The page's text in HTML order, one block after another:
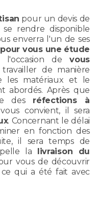
pour un devis de
rendre disponible
enverra l'un de ses
vous une étude
l'occasion devous
de manière
les matériaux et le
abordés. Après que
des réfections à
convient, il sera
. Concernant le délai
en fonction des
il sera temps de
la livraison du
vous de découvrir
ce qui a été fait avec